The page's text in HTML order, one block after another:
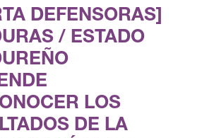
DEFENSORAS]
/ ESTADO
LOS
DE LA